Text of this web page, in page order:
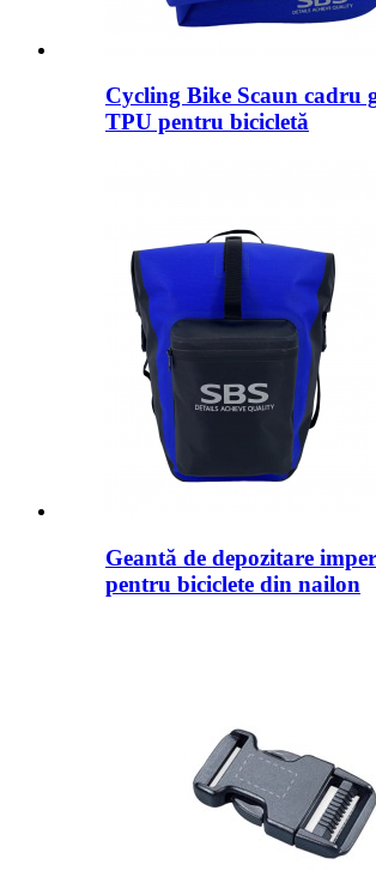
Cycling Bike Scaun cadru
TPU pentru bicicletă
Geantă de depozitare
pentru biciclete din nailon